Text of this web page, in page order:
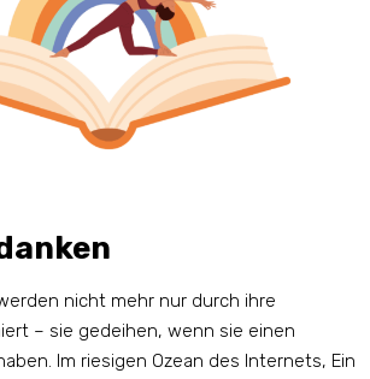
nicht mehr nur durch ihre
– sie gedeihen, wenn sie einen
Im riesigen Ozean des Internets, Ein